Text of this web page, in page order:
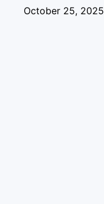
October 25, 2025